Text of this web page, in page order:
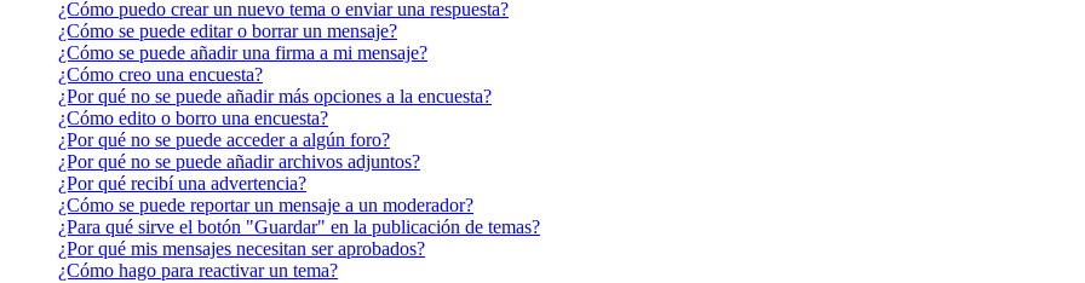
¿Cómo puedo crear un nuevo tema o enviar una respuesta?
¿Cómo se puede editar o borrar un mensaje?
¿Cómo se puede añadir una firma a mi mensaje?
¿Cómo creo una encuesta?
¿Por qué no se puede añadir más opciones a la encuesta?
¿Cómo edito o borro una encuesta?
¿Por qué no se puede acceder a algún foro?
¿Por qué no se puede añadir archivos adjuntos?
¿Por qué recibí una advertencia?
¿Cómo se puede reportar un mensaje a un moderador?
¿Para qué sirve el botón "Guardar" en la publicación de temas?
¿Por qué mis mensajes necesitan ser aprobados?
¿Cómo hago para reactivar un tema?